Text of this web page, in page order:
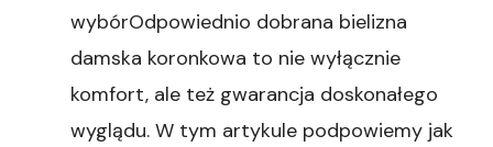
wybórOdpowiednio dobrana bielizna
damska koronkowa to nie wyłącznie
komfort, ale też gwarancja doskonałego
wyglądu. W tym artykule podpowiemy jak